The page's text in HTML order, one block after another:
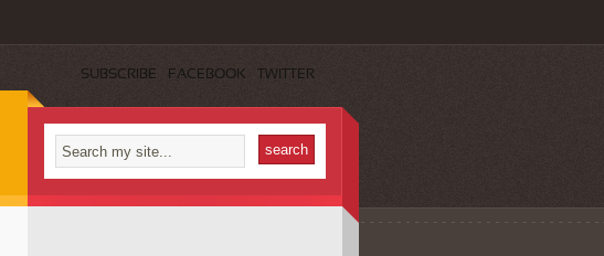
SUBSCRIBE FACEBOOK TWITTER